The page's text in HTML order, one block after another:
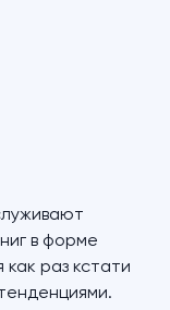
в форме
раз кстати